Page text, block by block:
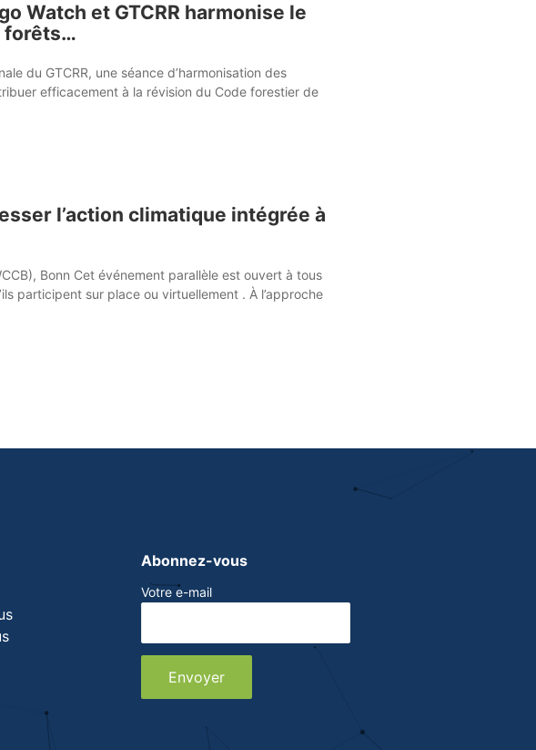
Watch et GTCRR harmonise le
forêts…
du GTCRR, une séance d’harmonisation des
efficacement à la révision du Code forestier de
l’action climatique intégrée à
Bonn Cet événement parallèle est ouvert à tous
participent sur place ou virtuellement . À l’approche
Abonnez-vous
Votre e-mail